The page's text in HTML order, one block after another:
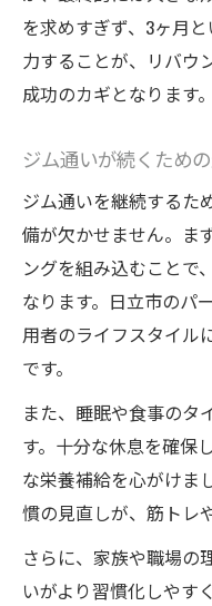
を求めすぎず、3ヶ月
力することが、リバウ
成功のカギとなります。
ジム通いが続くため
ジム通いを継続するた
備が欠かせません。ま
ングを組み込むことで
なります。日立市のパ
用者のライフスタイル
です。
また、睡眠や食事のタ
す。十分な休息を確保
な栄養補給を心がけま
慣の見直しが、筋トレ
さらに、家族や職場の
いがより習慣化しやす